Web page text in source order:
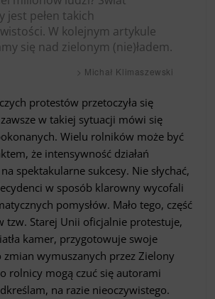
jest pełen takich
W kolejnym artykule
się nad zielonym (nie)ładem.
> Michał Klimaszewski
protestów przetoczyła się
zawsze w takiej sytuacji mówi się
Wielu rolników może być
że intensywność działań
spektakularne sukcesy. Nie słychać,
w sposób klarowny wycofali
pomysłów. Mało tego, część
tzw. Starej Unii oficjalnie protestuje,
kamer, przygotowuje swoje
zmian wymuszanych przez Zielony
rolnicy mogą czuć się autorami
na razie nieoczywistego.